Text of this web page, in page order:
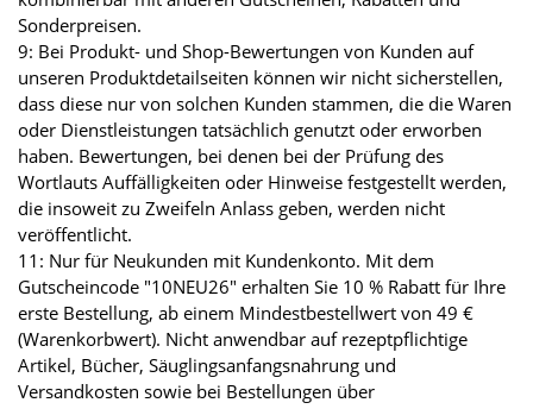
Sonderpreisen.
9: Bei Produkt- und Shop-Bewertungen von Kunden auf
unseren Produktdetailseiten können wir nicht sicherstellen,
dass diese nur von solchen Kunden stammen, die die Waren
oder Dienstleistungen tatsächlich genutzt oder erworben
haben. Bewertungen, bei denen bei der Prüfung des
Wortlauts Auffälligkeiten oder Hinweise festgestellt werden,
die insoweit zu Zweifeln Anlass geben, werden nicht
veröffentlicht.
11: Nur für Neukunden mit Kundenkonto. Mit dem
Gutscheincode "10NEU26" erhalten Sie 10 % Rabatt für Ihre
erste Bestellung, ab einem Mindestbestellwert von 49 €
(Warenkorbwert). Nicht anwendbar auf rezeptpflichtige
Artikel, Bücher, Säuglingsanfangsnahrung und
Versandkosten sowie bei Bestellungen über